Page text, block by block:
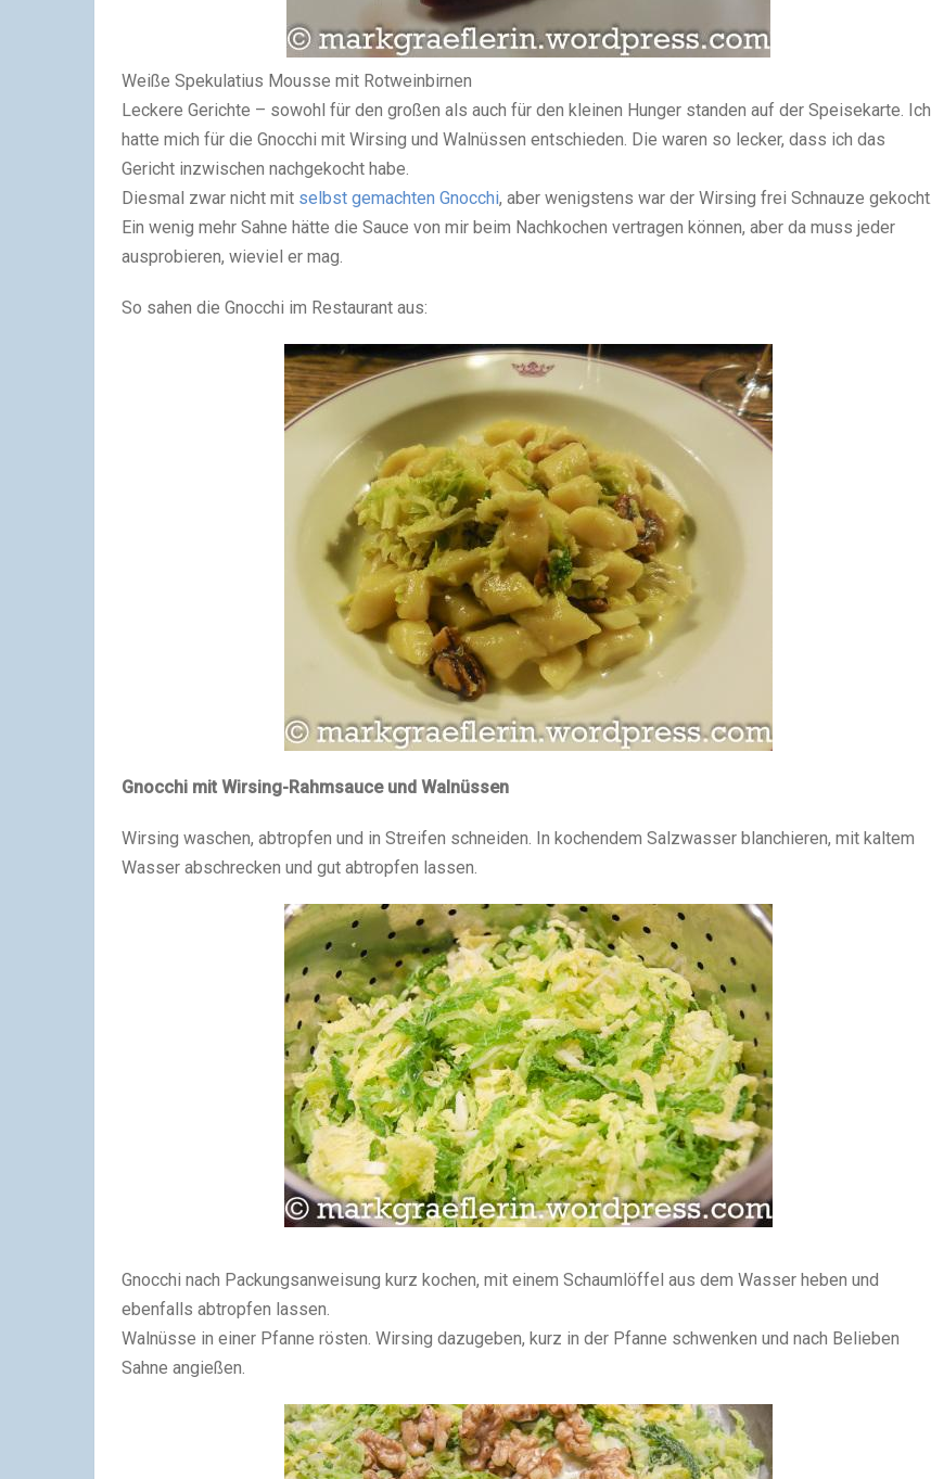
Weiße Spekulatius Mousse mit Rotweinbirnen
Leckere Gerichte – sowohl für den großen als auch für den kleinen Hunger standen auf der Speisekarte. Ich
hatte mich für die Gnocchi mit Wirsing und Walnüssen entschieden. Die waren so lecker, dass ich das
Gericht inzwischen nachgekocht habe.
Diesmal zwar nicht mit selbst gemachten Gnocchi, aber wenigstens war der Wirsing frei Schnauze gekocht.
Ein wenig mehr Sahne hätte die Sauce von mir beim Nachkochen vertragen können, aber da muss jeder
ausprobieren, wieviel er mag.
So sahen die Gnocchi im Restaurant aus:
Gnocchi mit Wirsing-Rahmsauce und Walnüssen
Wirsing waschen, abtropfen und in Streifen schneiden. In kochendem Salzwasser blanchieren, mit kaltem
Wasser abschrecken und gut abtropfen lassen.
Gnocchi nach Packungsanweisung kurz kochen, mit einem Schaumlöffel aus dem Wasser heben und
ebenfalls abtropfen lassen.
Walnüsse in einer Pfanne rösten. Wirsing dazugeben, kurz in der Pfanne schwenken und nach Belieben
Sahne angießen.